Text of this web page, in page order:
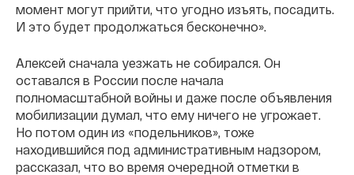
момент могут прийти, что угодно изъять, посадить.
И это будет продолжаться бесконечно».
Алексей сначала уезжать не собирался. Он
оставался в России после начала
полномасштабной войны и даже после объявления
мобилизации думал, что ему ничего не угрожает.
Но потом один из «подельников», тоже
находившийся под административным надзором,
рассказал, что во время очередной отметки в